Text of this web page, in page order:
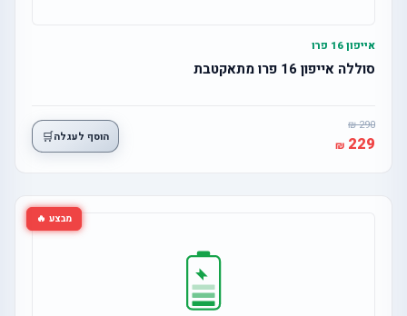
אייפון 16 פרו
סוללה אייפון 16 פרו מתאקטבת
290
229 הוסף לעגלה🛒
מבצע 🔥